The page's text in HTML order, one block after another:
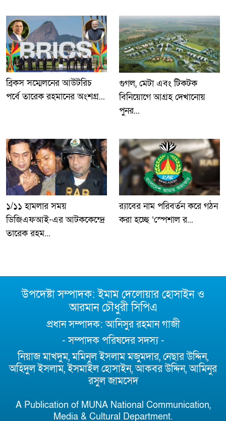
ব্রিকস সম্মেলনের আউটরিচ
পর্বে তারেক রহমানের অংশগ্র...
গুগল, মেটা এবং টিকটক
বিনিয়োগে আগ্রহ দেখানোয়
পুনর...
১/১১ হামলার সময়
ডিজিএফআই-এর আটককেন্দ্রে
তারেক রহম...
র‍্যাবের নাম পরিবর্তন করে গঠন
করা হচ্ছে ‘স্পেশাল র...
উপদেষ্টা সম্পাদক: ইমাম দেলোয়ার হোসাইন ও
আরমান চৌধুরী সিপিএ
প্রধান সম্পাদক: আনিসুর রহমান গাজী
- সম্পাদক পরিষদের সদস্য -
নিয়াজ মাখদুম, মমিনুল ইসলাম মজুমদার, নেছার উদ্দিন,
অহিদুল ইসলাম, ইসমাইল হোসাইন, আকবর উদ্দিন, আমিনুর
রসুল জামসেদ
A Publication of MUNA National Communication,
Media & Cultural Department.